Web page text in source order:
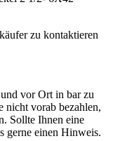
zu kontaktieren
vor Ort in bar zu
nicht vorab bezahlen,
Sollte Ihnen eine
gerne einen Hinweis.